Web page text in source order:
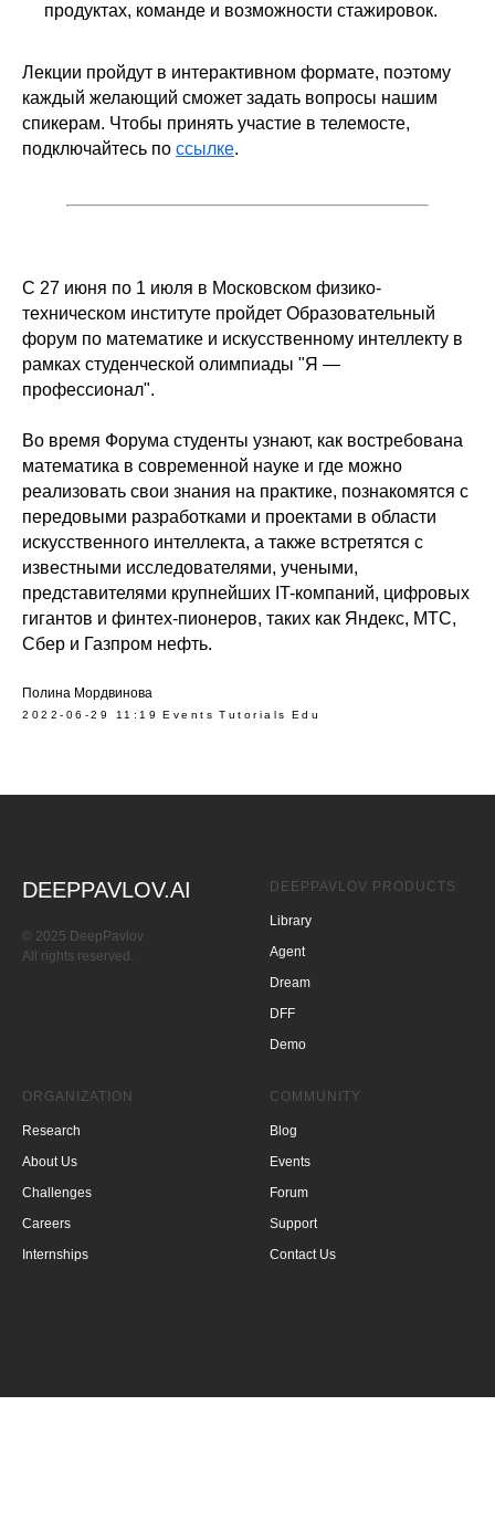
продуктах, команде и возможности стажировок.
Лекции пройдут в интерактивном формате, поэтому
каждый желающий сможет задать вопросы нашим
спикерам. Чтобы принять участие в телемосте,
подключайтесь по ссылке.
С 27 июня по 1 июля в Московском физико-
техническом институте пройдет Образовательный
форум по математике и искусственному интеллекту в
рамках студенческой олимпиады "Я —
профессионал".
Во время Форума студенты узнают, как востребована
математика в современной науке и где можно
реализовать свои знания на практике, познакомятся с
передовыми разработками и проектами в области
искусственного интеллекта, а также встретятся с
известными исследователями, учеными,
представителями крупнейших IT-компаний, цифровых
гигантов и финтех-пионеров, таких как Яндекс, МТС,
Сбер и Газпром нефть.
Полина Мордвинова
2022-06-29 11:19 Events Tutorials Edu
DEEPPAVLOV.AI
© 2025 DeepPavlov
All rights reserved.
DEEPPAVLOV PRODUCTS
Library
Agent
Dream
DFF
Demо
ORGANIZATION
Research
About Us
Challenges
Careers
Internships
COMMUNITY
Blog
Events
Forum
Support
Contact Us